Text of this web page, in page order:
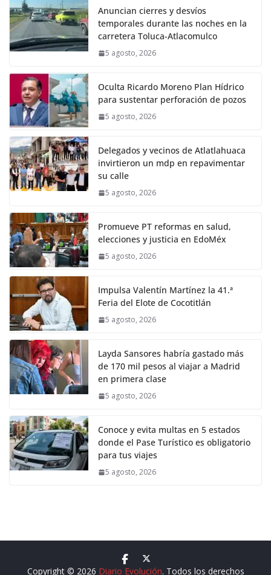
Anuncian cierres y desvíos
temporales durante las noches en la
carretera Toluca-Atlacomulco
5 agosto, 2026
Oculta Ricardo Moreno Plan Hídrico
para sustentar perforación de pozos
5 agosto, 2026
Delegados y vecinos de Atlatlahuaca
invirtieron un mdp en repavimentar
su calle
5 agosto, 2026
Promueve PT reformas en salud,
elecciones y justicia en EdoMéx
5 agosto, 2026
Impulsa Valentín Martínez la 41.ª
Feria del Elote de Cocotitlán
5 agosto, 2026
Layda Sansores habría gastado más
de 170 mil pesos al viajar a Madrid
en primera clase
5 agosto, 2026
Conoce y evita multas en 5 estados
donde el Pase Turístico es obligatorio
para tus viajes
5 agosto, 2026
Copyright © 2026 Diario Evolución. Todos los derechos